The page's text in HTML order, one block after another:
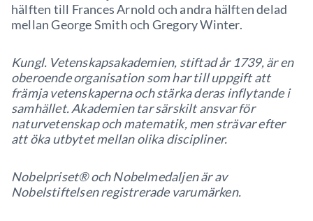
hälften till Frances Arnold och andra hälften delad
mellan George Smith och Gregory Winter.
Kungl. Vetenskapsakademien, stiftad år 1739, är en
oberoende organisation som har till uppgift att
främja vetenskaperna och stärka deras inflytande i
samhället. Akademien tar särskilt ansvar för
naturvetenskap och matematik, men strävar efter
att öka utbytet mellan olika discipliner.
Nobelpriset® och Nobelmedaljen är av
Nobelstiftelsen registrerade varumärken.